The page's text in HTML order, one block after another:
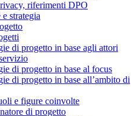
riferimenti DPO
strategia
di progetto in base agli attori
di progetto in base al focus
di progetto in base all’ambito di
e figure coinvolte
di progetto